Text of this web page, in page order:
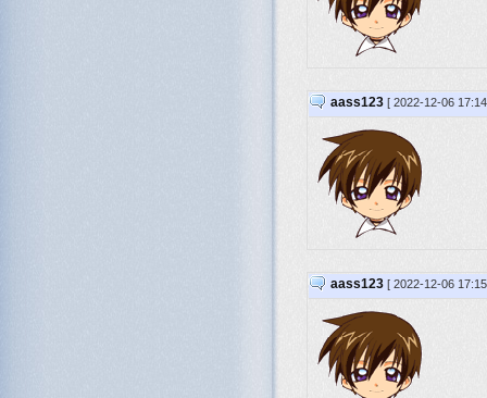
aass123 [ 2022-12-06
aass123 [ 2022-12-06